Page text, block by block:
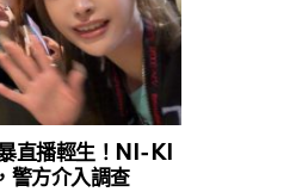
直播輕生！NI-KI
警方介入調查